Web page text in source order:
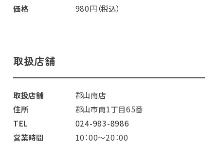
価格
980円（税込）
取扱店舗
取扱店舗
郡山南店
住所
郡山市南1丁目65番
TEL
024-983-8986
営業時間
10：00～20：00